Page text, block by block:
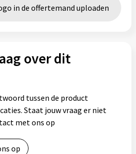
in de offertemand uploaden
over dit
tussen de product
Staat jouw vraag er niet
met ons op
op